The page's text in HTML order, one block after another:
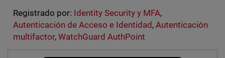
Registrado por: Identity Security y MFA,
Autenticación de Acceso e Identidad,Autenticación
multifactor, WatchGuard AuthPoint